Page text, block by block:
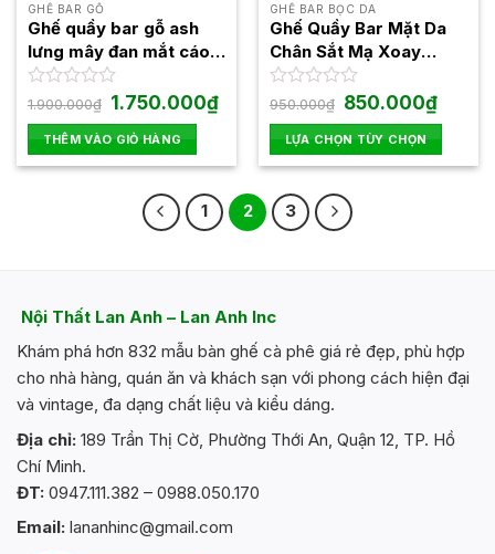
GHẾ BAR GỖ
Ghế quầy bar gỗ ash
lưng mây đan mắt cáo
đẹp LAB4016
Được
hạng
0
5
1.900.000₫ Giá
gốc
là:
1.900.000₫.
1.750.000₫Giá
hiện
1.750.000₫.
THÊM VÀO GIỎ HÀNG
GHẾ BAR BỌC DA
Ghế Quầy Bar Mặt Da
Chân Sắt Mạ Xoay
Nâng Hạ LAB10
Được
hạng
0
5
950.000₫ Giá
gốc
là:
950.000₫.
850.000₫Giá
hiện
tại
là:
LỰA CHỌN TÙY CHỌN
Sản
này
có
Các
tùy
chọn
có
được
1 2 3
Nội Thất Lan Anh – Lan Anh Inc
Khám phá hơn 832 mẫu bàn ghế cà phê giá rẻ đẹp, phù hợp
cho nhà hàng, quán ăn và khách sạn với phong cách hiện đại
và vintage, đa dạng chất liệu và kiểu dáng.
Địa chỉ: 189 Trần Thị Cờ, Phường Thới An, Quận 12, TP. Hồ
Chí Minh.
ĐT: 0947.111.382 – 0988.050.170
Email: lananhinc@gmail.com